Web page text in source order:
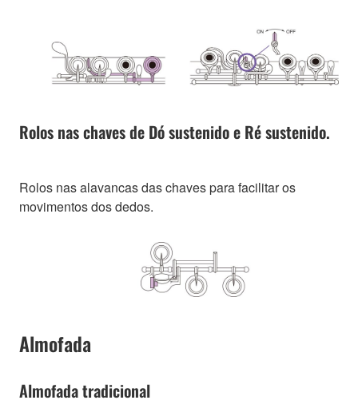
Rolos nas chaves de Dó sustenido e Ré sustenido.
Rolos nas alavancas das chaves para facilitar os
movimentos dos dedos.
Almofada
Almofada tradicional